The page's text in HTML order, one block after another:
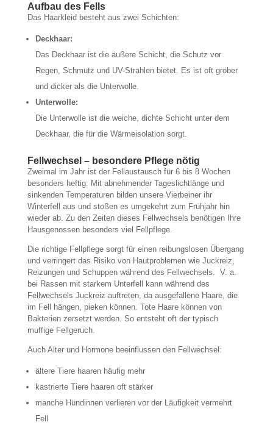
Aufbau des Fells
Das Haarkleid besteht aus zwei Schichten:
Deckhaar:
Das Deckhaar ist die äußere Schicht, die Schutz vor
Regen, Schmutz und UV-Strahlen bietet. Es ist oft gröber
und dicker als die Unterwolle.
Unterwolle:
Die Unterwolle ist die weiche, dichte Schicht unter dem
Deckhaar, die für die Wärmeisolation sorgt.
Fellwechsel – besondere Pflege nötig
Zweimal im Jahr ist der Fellaustausch für 6 bis 8 Wochen
besonders heftig: Mit abnehmender Tageslichtlänge und
sinkenden Temperaturen bilden unsere Vierbeiner ihr
Winterfell aus und stoßen es umgekehrt zum Frühjahr hin
wieder ab. Zu den Zeiten dieses Fellwechsels benötigen Ihre
Hausgenossen besonders viel Fellpflege.
Die richtige Fellpflege sorgt für einen reibungslosen Übergang
und verringert das Risiko von Hautproblemen wie Juckreiz,
Reizungen und Schuppen während des Fellwechsels.
V. a.
bei Rassen mit starkem Unterfell kann während des
Fellwechsels Juckreiz auftreten, da ausgefallene Haare, die
im Fell hängen, pieken können. Tote Haare können von
Bakterien zersetzt werden. So entsteht oft der typisch
muffige Fellgeruch.
Auch Alter und Hormone beeinflussen den Fellwechsel:
ältere Tiere haaren häufig mehr
kastrierte Tiere haaren oft stärker
manche Hündinnen verlieren vor der Läufigkeit vermehrt
Fell